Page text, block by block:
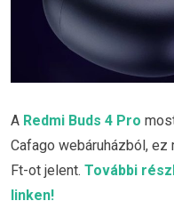
A Redmi Buds 4 Pro
Cafago webáruházból, ez
Ft-ot jelent. További
linken!